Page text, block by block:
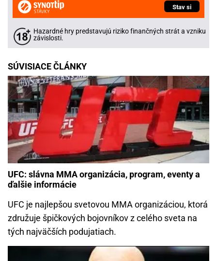
Stav si
Hazardné hry predstavujú riziko finančných strát a vzniku
závislosti.
SÚVISIACE ČLÁNKY
UFC: slávna MMA organizácia, program, eventy a
ďalšie informácie
UFC je najlepšou svetovou MMA organizáciou, ktorá
združuje špičkových bojovníkov z celého sveta na
tých najväčších podujatiach.